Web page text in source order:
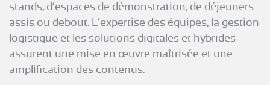
stands, d’espaces de démonstration, de déjeuners
assis ou debout. L’expertise des équipes, la gestion
logistique et les solutions digitales et hybrides
assurent une mise en œuvre maîtrisée et une
amplification des contenus.